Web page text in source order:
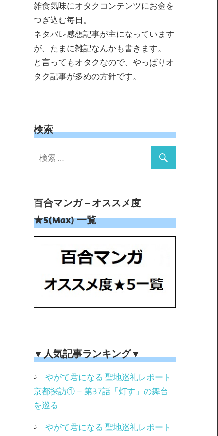
雑食気味にオタクコンテンツにお金を
つぎ込む毎日。
ネタバレ感想記事が主になっています
が、たまに雑記なんかも書きます。
と言ってもオタクなので、やっぱりオ
タク記事が多めの方針です。
検索
百合マンガ – オススメ度
★5(Max) 一覧
▼人気記事ランキング▼
やがて君になる 聖地巡礼レポート
京都探訪① – 第37話「灯す」の舞台
を巡る
やがて君になる 聖地巡礼レポート